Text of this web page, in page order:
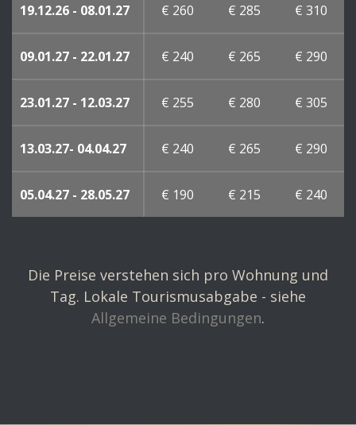
19.12.26 - 08.01.27 € 260 € 285 € 310
09.01.27 - 22.01.27 € 240 € 265 € 290
23.01.27 - 12.03.27 € 255 € 280 € 305
13.03.27- 04.04.27 € 240 € 265 € 290
05.04.27 - 28.05.27 € 190 € 215 € 240
Die Preise verstehen sich pro Wohnung und
Tag. Lokale Tourismusabgabe - siehe
Allgemeine Bedingungen.